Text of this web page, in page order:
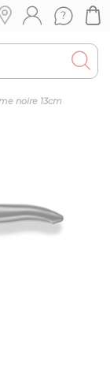
noire 13cm